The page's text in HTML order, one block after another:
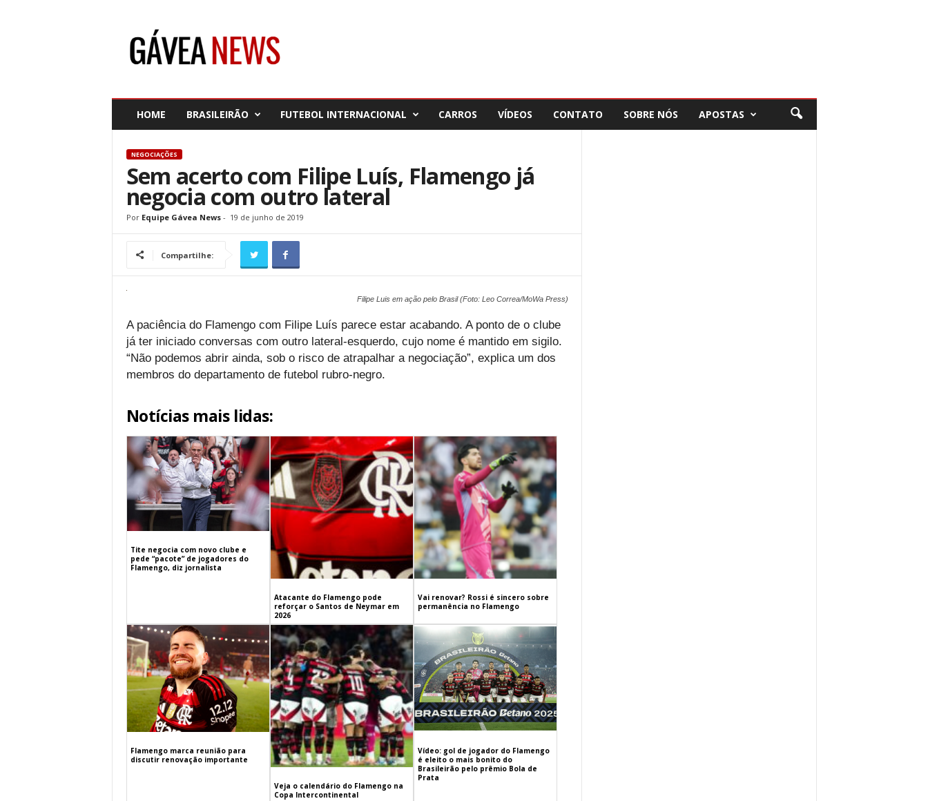
HOME BRASILEIRÃO FUTEBOL INTERNACIONAL CARROS VÍDEOS CONTATO SOBRE NÓS APOSTAS
NEGOCIAÇÕES
Sem acerto com Filipe Luís, Flamengo já
negocia com outro lateral
Por Equipe Gávea News- 19 de junho de 2019
Compartilhe:
Filipe Luis em ação pelo Brasil (Foto: Leo Correa/MoWa Press)
A paciência do Flamengo com Filipe Luís parece estar acabando. A ponto de o clube
já ter iniciado conversas com outro lateral-esquerdo, cujo nome é mantido em sigilo.
“Não podemos abrir ainda, sob o risco de atrapalhar a negociação”, explica um dos
membros do departamento de futebol rubro-negro.
Notícias mais lidas:
Tite negocia com novo clube e
pede “pacote” de jogadores do
Flamengo, diz jornalista
Atacante do Flamengo pode
reforçar o Santos de Neymar em
2026
Vai renovar? Rossi é sincero sobre
permanência no Flamengo
Flamengo marca reunião para
discutir renovação importante
Veja o calendário do Flamengo na
Copa Intercontinental
Vídeo: gol de jogador do Flamengo
é eleito o mais bonito do
Brasileirão pelo prêmio Bola de
Prata